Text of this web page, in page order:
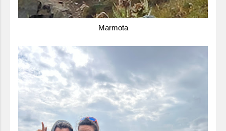
Marmota